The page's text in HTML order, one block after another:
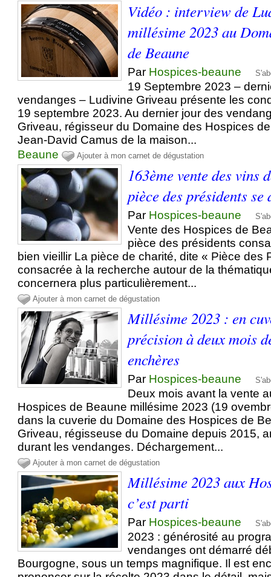
Vidéo : interview de
millésime 2023 au
de Beaune
Par Hospices-beaune
19 Septembre 2023 –
vendanges – Ludivine Griveau présente les
19 septembre 2023. Au dernier jour des
Griveau, régisseur du Domaine des Hospices
Jean-David Camus de la maison...
Beaune
Ajouter à mon carnet de dégustation
163ème vente des vins
pièce des présidents se
Par Hospices-beaune
Vente des Hospices de
pièce des présidents
bien vieillir La pièce de charité, dite « Pièce des
consacrée à la recherche autour de la
concernera plus particulièrement...
Ajouter à mon carnet de dégustation
Millésime 2023 : en
précision à deux mois
enchères
Par Hospices-beaune
Deux mois avant la vente
Hospices de Beaune millésime 2023 (19
dans la cuverie du Domaine des Hospices de
Griveau, régisseuse du Domaine depuis 2015,
durant les vendanges. Déchargement...
Ajouter à mon carnet de dégustation
Millésime 2023 aux
c’est parti
Par Hospices-beaune
2023 : générosité au
vendanges ont démarré
Bourgogne, sous un temps magnifique. Il est